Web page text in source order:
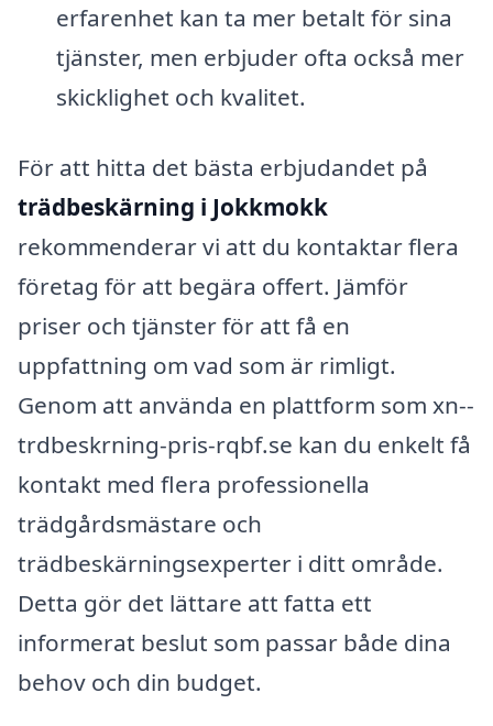
erfarenhet kan ta mer betalt för sina
tjänster, men erbjuder ofta också mer
skicklighet och kvalitet.
För att hitta det bästa erbjudandet på
trädbeskärning i Jokkmokk
rekommenderar vi att du kontaktar flera
företag för att begära offert. Jämför
priser och tjänster för att få en
uppfattning om vad som är rimligt.
Genom att använda en plattform som xn--
trdbeskrning-pris-rqbf.se kan du enkelt få
kontakt med flera professionella
trädgårdsmästare och
trädbeskärningsexperter i ditt område.
Detta gör det lättare att fatta ett
informerat beslut som passar både dina
behov och din budget.